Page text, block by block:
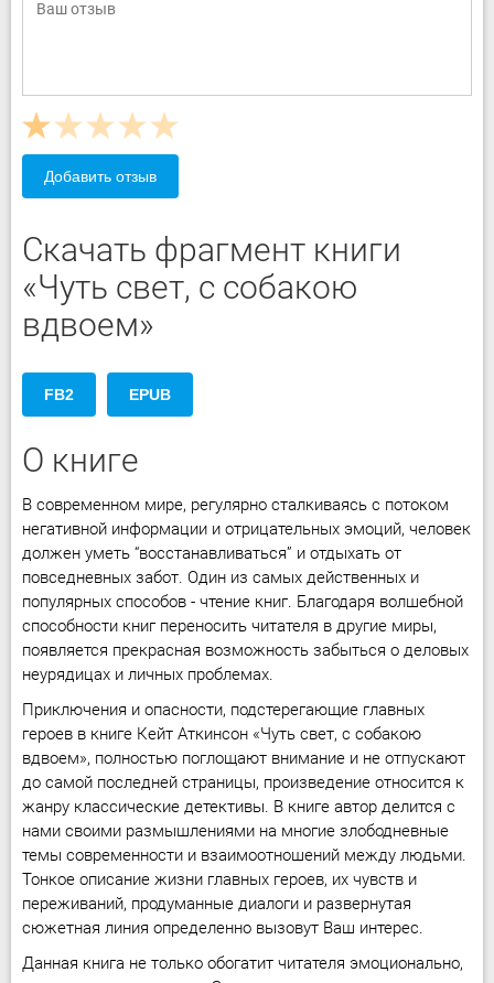
Добавить отзыв
Скачать фрагмент книги
«Чуть свет, с собакою
вдвоем»
FB2 EPUB
О книге
В современном мире, регулярно сталкиваясь с потоком
негативной информации и отрицательных эмоций, человек
должен уметь “восстанавливаться” и отдыхать от
повседневных забот. Один из самых действенных и
популярных способов - чтение книг. Благодаря волшебной
способности книг переносить читателя в другие миры,
появляется прекрасная возможность забыться о деловых
неурядицах и личных проблемах.
Приключения и опасности, подстерегающие главных
героев в книге Кейт Аткинсон «Чуть свет, с собакою
вдвоем», полностью поглощают внимание и не отпускают
до самой последней страницы, произведение относится к
жанру классические детективы. В книге автор делится с
нами своими размышлениями на многие злободневные
темы современности и взаимоотношений между людьми.
Тонкое описание жизни главных героев, их чувств и
переживаний, продуманные диалоги и развернутая
сюжетная линия определенно вызовут Ваш интерес.
Данная книга не только обогатит читателя эмоционально,